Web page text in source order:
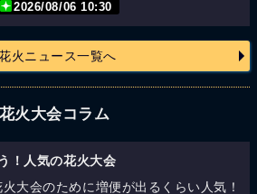
2026/08/06 10:30
火ニュース一覧へ
花火大会コラム
！人気の花火大会
火大会のために増便が出るくらい人気！